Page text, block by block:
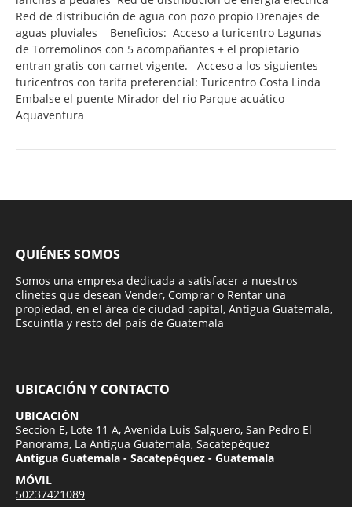
Red de distribución de agua con pozo propio Drenajes de
aguas pluviales Beneficios: Acceso a turicentro Lagunas
de Torremolinos con 5 acompañantes + el propietario
entran gratis con carnet vigente. Acceso a los siguientes
turicentros con tarifa preferencial: Turicentro Costa Linda
Embalse el puente Mirador del rio Parque acuático
Aquaventura
QUIÉNES SOMOS
Somos una empresa dedicada a satisfacer a nuestros
clinetes que desean Vender, Comprar o Rentar una
propiedad, en el área de ciudad capital, Antigua Guatemala,
Escuintla y resto del país de Guatemala
UBICACIÓN Y CONTACTO
UBICACIÓN
Seccion E, Lote 11 A, Avenida Luis Salguero, San Pedro El
Panorama, La Antigua Guatemala, Sacatepéquez
Antigua Guatemala - Sacatepéquez - Guatemala
MÓVIL
50237421089